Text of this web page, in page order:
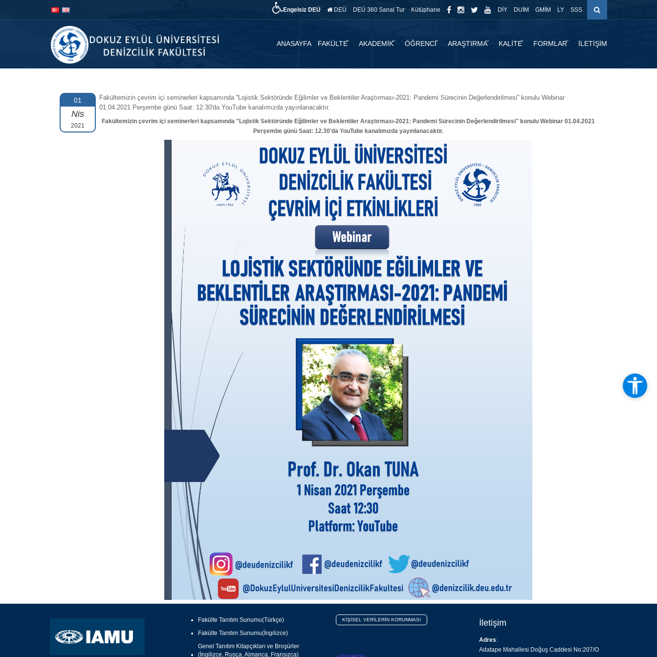
Engelsiz DEÜ DEÜ DEÜ 360 Sanal Tur Kütüphane DİY DUİM GMİM LY SSS
ANASAYFA FAKÜLTE AKADEMİK ÖĞRENCİ ARAŞTIRMA KALİTE FORMLAR İLETİŞİM
01
Nis
2021
Fakültemizin çevrim içi seminerleri kapsamında ''Lojistik Sektöründe Eğilimler ve Beklentiler Araştırması-2021: Pandemi Sürecinin Değerlendirilmesi'' konulu Webinar
01.04.2021 Perşembe günü Saat: 12.30'da YouTube kanalımızda yayınlanacaktır.
Fakültemizin çevrim içi seminerleri kapsamında ''Lojistik Sektöründe Eğilimler ve Beklentiler Araştırması-2021: Pandemi Sürecinin Değerlendirilmesi'' konulu Webinar 01.04.2021
Perşembe günü Saat: 12.30'da YouTube kanalımızda yayınlanacaktır.
Fakülte Tanıtım Sunumu(Türkçe)
Fakülte Tanıtım Sunumu(İngilizce)
Genel Tanıtım Kitapçıkları ve Broşürler
(İngilizce, Rusça, Almanca, Fransızca)
KİŞİSEL VERİLERİN KORUNMASI İletişim
Adres:
Adatape Mahallesi Doğuş Caddesi No:207/O